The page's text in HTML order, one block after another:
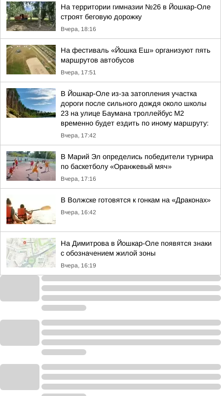
На территории гимназии №26 в Йошкар-Оле
строят беговую дорожку
Вчера, 18:16
На фестиваль «Йошка Еш» организуют пять
маршрутов автобусов
Вчера, 17:51
В Йошкар-Оле из-за затопления участка
дороги после сильного дождя около школы
23 на улице Баумана троллейбус М2
временно будет ездить по иному маршруту:
Вчера, 17:42
В Марий Эл определись победители турнира
по баскетболу «Оранжевый мяч»
Вчера, 17:16
В Волжске готовятся к гонкам на «Драконах»
Вчера, 16:42
На Димитрова в Йошкар-Оле появятся знаки
с обозначением жилой зоны
Вчера, 16:19